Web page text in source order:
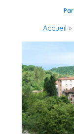
Par
Accueil